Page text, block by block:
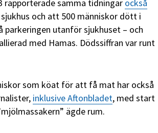
rapporterade samma tidningar också
och att 500 människor dött i
parkeringen utanför sjukhuset – och
med Hamas. Dödssiffran var runt
som köat för att få mat har också
inklusive Aftonbladet, med start
ägde rum.